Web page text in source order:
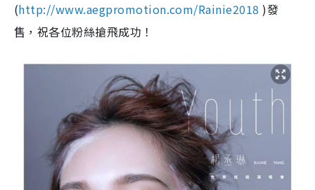
(http://www.aegpromotion.com/Rainie2018 )發
售，祝各位粉絲搶飛成功！